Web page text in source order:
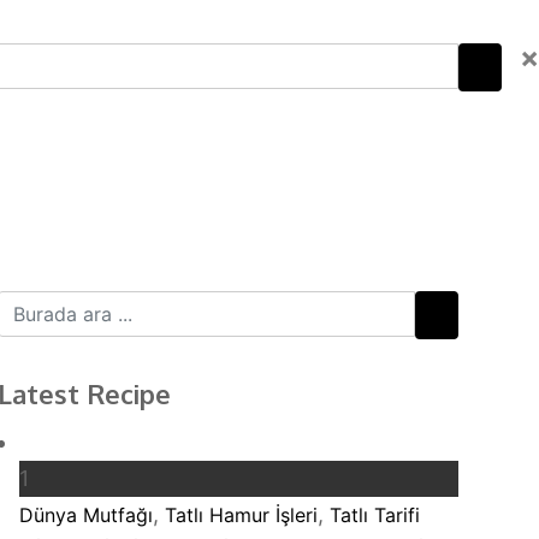
×
Latest Recipe
1
Dünya Mutfağı, Tatlı Hamur İşleri, Tatlı Tarifi